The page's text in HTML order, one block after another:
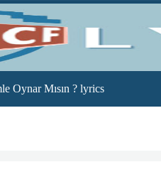
Oynar Mısın ? lyrics